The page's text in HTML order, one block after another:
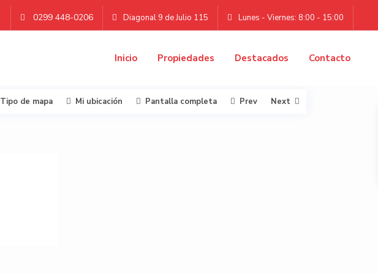
0299 448-0206 Diagonal 9 de Julio 115 Lunes - Viernes: 8:00 - 15:00
Inicio Propiedades Destacados Contacto
Tipo de mapa Mi ubicación Pantalla completa Prev Next